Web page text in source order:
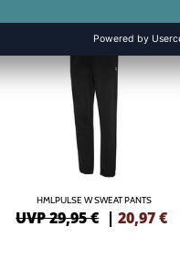
HMLPULSE W SWEAT PANTS
UVP 29,95 € |20,97€